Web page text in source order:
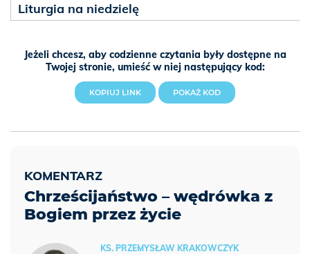
Jeżeli chcesz, aby codzienne czytania były dostępne na
Twojej stronie, umieść w niej następujący kod:
KOPIUJ LINK POKAŻ KOD
Liturgia na niedzielę
Chrześcijaństwo – wędrówka z
Bogiem przez życie
KS. PRZEMYSŁAW KRAKOWCZYK